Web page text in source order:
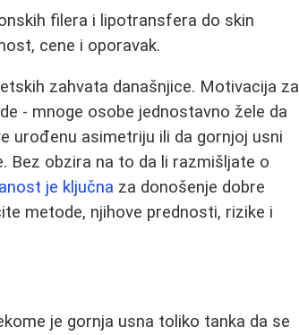
filera i lipotransfera do skin
cene i oporavak.
zahvata današnjice. Motivacija za
- mnoge osobe jednostavno žele da
urođenu asimetriju ili da gornjoj usni
Bez obzira na to da li razmišljate o
je ključna za donošenje dobre
metode, njihove prednosti, rizike i
je gornja usna toliko tanka da se